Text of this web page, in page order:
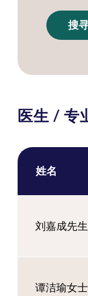
搜
医生 / 专
姓名
刘嘉成先生
谭洁瑜女士